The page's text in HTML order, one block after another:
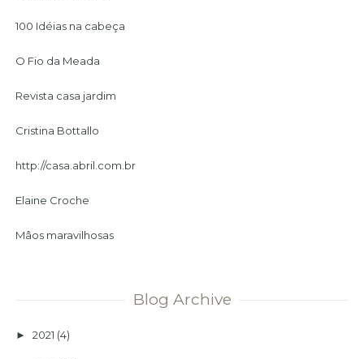
100 Idéias na cabeça
O Fio da Meada
Revista casa jardim
Cristina Bottallo
http://casa.abril.com.br
Elaine Croche
Mâos maravilhosas
Blog Archive
►2021 (4)